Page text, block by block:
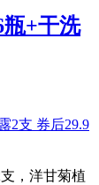
+干洗
，洋甘菊植